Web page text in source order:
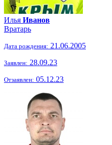
Илья Иванов
Вратарь
Дата рождения: 21.06.2005
Заявлен: 28.09.23
Отзаявлен: 05.12.23